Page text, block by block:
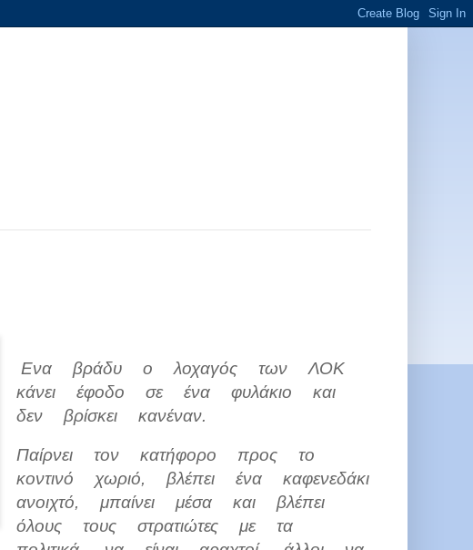
Ενα βράδυ ο λοχαγός των ΛΟΚ
κάνει έφοδο σε ένα φυλάκιο και
δεν βρίσκει κανέναν.
Παίρνει τον κατήφορο προς το
κοντινό χωριό, βλέπει ένα καφενεδάκι
ανοιχτό, μπαίνει μέσα και βλέπει
όλους τους στρατιώτες με τα